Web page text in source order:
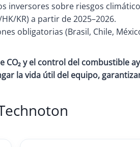
inversores sobre riesgos
KR) a partir de 2025–2026.
obligatorias (Brasil, Chile,
y el control del combustible
la vida útil del equipo,